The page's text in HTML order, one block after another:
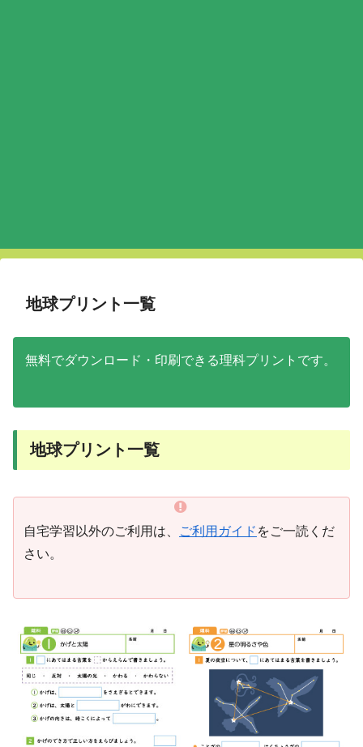
地球プリント一覧
無料でダウンロード・印刷できる理科プリントです。
地球プリント一覧
自宅学習以外のご利用は、 ご利用ガイド をご一読くだ
さい。